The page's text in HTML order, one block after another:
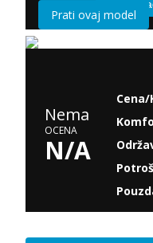
Imam
Prati ovaj model
Nema
OCENA
N/A